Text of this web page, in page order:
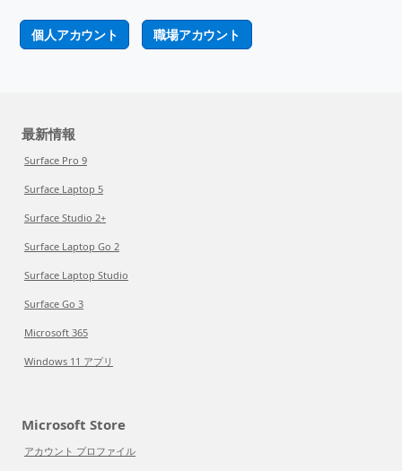
個人アカウント 職場アカウント
最新情報
Surface Pro 9
Surface Laptop 5
Surface Studio 2+
Surface Laptop Go 2
Surface Laptop Studio
Surface Go 3
Microsoft 365
Windows 11 アプリ
Microsoft Store
アカウント プロファイル